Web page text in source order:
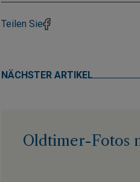
Teilen Sie
NÄCHSTER ARTIKEL
Oldtimer-Fotos